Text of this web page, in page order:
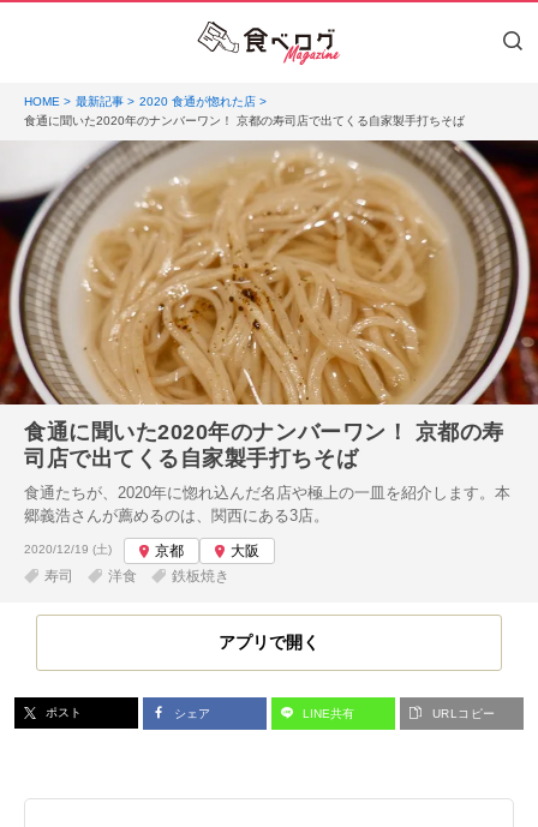
HOME 最新記事
2020 食通が惚れた店
食通に聞いた2020年のナンバーワン！ 京都の寿司店で出てくる自家製手打ちそば
食通に聞いた2020年のナンバーワン！ 京都の寿
司店で出てくる自家製手打ちそば
食通たちが、2020年に惚れ込んだ名店や極上の一皿を紹介します。本
郷義浩さんが薦めるのは、関西にある3店。
投稿日:
2020/12/19 (土) 京都
大阪
寿司
洋食 鉄板焼き
アプリで開く
ポスト シェア LINE共有 URLコピー